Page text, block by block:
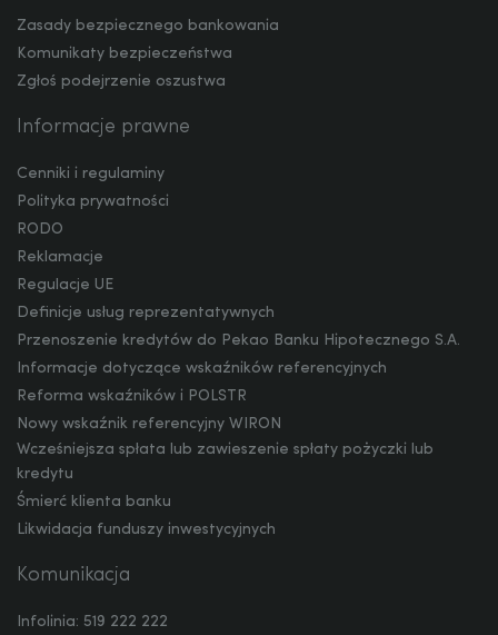
Zasady bezpiecznego bankowania
Komunikaty bezpieczeństwa
Zgłoś podejrzenie oszustwa
Informacje prawne
Cenniki i regulaminy
Polityka prywatności
RODO
Reklamacje
Regulacje UE
Definicje usług reprezentatywnych
Przenoszenie kredytów do Pekao Banku Hipotecznego S.A.
Informacje dotyczące wskaźników referencyjnych
Reforma wskaźników i POLSTR
Nowy wskaźnik referencyjny WIRON
Wcześniejsza spłata lub zawieszenie spłaty pożyczki lub
kredytu
Śmierć klienta banku
Likwidacja funduszy inwestycyjnych
Komunikacja
Infolinia: 519 222 222